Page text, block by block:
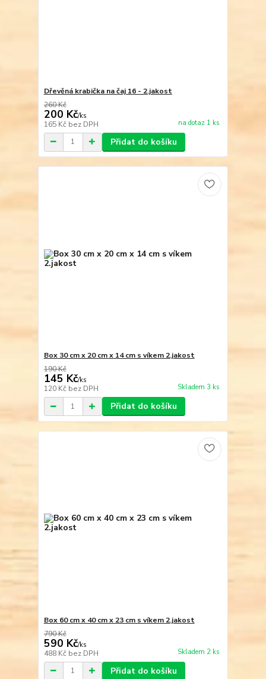
Dřevěná krabička na čaj 16 - 2.jakost
260 Kč
200 Kč/ks
165 Kč bez DPH na dotaz 1 ks
Přidat do košíku
Box 30 cm x 20 cm x 14 cm s víkem 2.jakost
190 Kč
145 Kč/ks
120 Kč bez DPH Skladem 3 ks
Přidat do košíku
Box 60 cm x 40 cm x 23 cm s víkem 2.jakost
790 Kč
590 Kč/ks
488 Kč bez DPH Skladem 2 ks
Přidat do košíku